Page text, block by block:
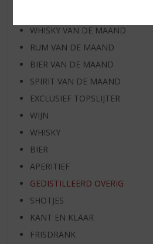
WHISKY VAN DE MAAND
RUM VAN DE MAAND
BIER VAN DE MAAND
SPIRIT VAN DE MAAND
EXCLUSIEF TOPSLIJTER
WIJN
WHISKY
BIER
APERITIEF
GEDISTILLEERD OVERIG
SHOTJES
KANT EN KLAAR
FRISDRANK